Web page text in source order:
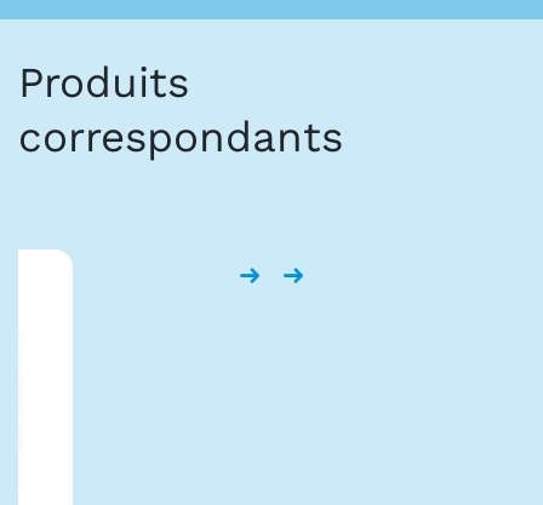
Produits
correspondants